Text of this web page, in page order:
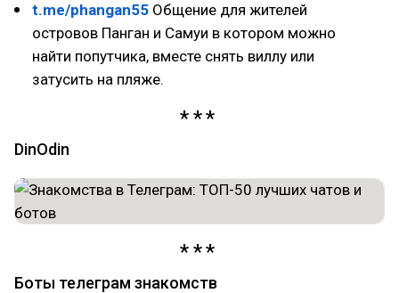
t.me/phangan55 Общение для жителей
островов Панган и Самуи в котором можно
найти попутчика, вместе снять виллу или
затусить на пляже.
DinOdin
Боты телеграм знакомств